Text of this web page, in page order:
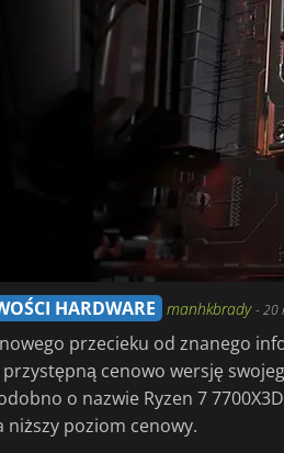
HARDWARE manhkbrady-20
nowego przecieku od znanego
cenowo wersję
o nazwie Ryzen 7
niższy poziom cenowy.